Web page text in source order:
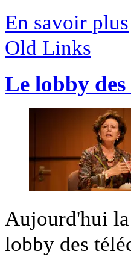
En savoir plus
Old Links
Le lobby des
Aujourd'hui la
lobby des